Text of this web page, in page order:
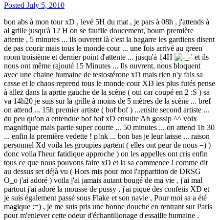
Posted July 5, 2010
bon abs à mon tour xD , levé 5H du mat , je pars à 08h , j'attends à
al grille jusqu'à 12 H on se faufile doucement, boum première
attente , 5 minutes ... ils ouvrent là c'est la bagarre les gardiens disent
de pas courir mais tous le monde cour ... une fois arrivé au green
room troisième et dernier point d'attente ... jusqu'à 14H
' et ils
nous ont même rajouté 15 Minutes ... Ils ouvrent, nous bloquent
avec une chaine humaine de testostérone xD mais rien n'y fais sa
casse et le chaos reprend tous le monde cour XD les plus futés pense
à allez dans la aprtie gauche de la scène ( oui car coupé en 2 :S ) sa
va 14h20 je suis sur la grille à moins de 5 mètres de la scène ... bref
on attend ... 15h premier artiste ( bof bof ) ...ensite second artiste ...
du peu qu'on a entendue bof bof xD ensuite Ah gossip ^^ voix
magnifique mais partie super courte ... 50 minutes ... on attend 1h 30
... enfin la première vedette ! p!nk ... bon bas je leur laisse ... raison
personnel Xd voila les groupies partent ( elles ont peur de nous =) )
donc voila l'heur fatidique approche ) on les appelles ont cris enfin
tous ce que nous pouvons faire xD et la sa commence ! comme dit
au dessus set déjà vu ( Hors mis pour moi l'apparition de DRSG
O_o j'ai adoré ) voila j'ai jamais autant bougé de ma vie , j'ai mal
partout j'ai adoré la mousse de pussy , j'ai piqué des confetis XD et
je suis également passé sous Flake et son navie , Pour moi sa a été
magique :=) , je me suis pris une bonne douche en rentrant sur Paris
pour m'enlever cette odeur d'échantillonage d'essaille humaine .